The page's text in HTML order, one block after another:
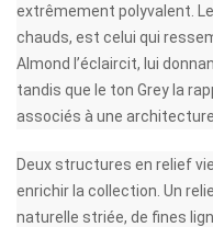
extrêmement polyvalent.
chauds, est celui qui
Almond l’éclaircit, lui
tandis que le ton Grey la
associés à une
Deux structures en relief
enrichir la collection. Un
naturelle striée, de fines